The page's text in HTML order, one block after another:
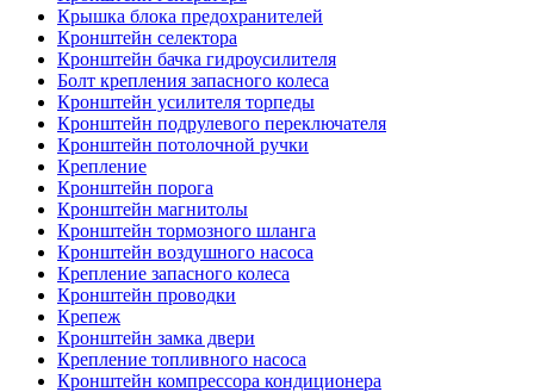
Крышка блока предохранителей
Кронштейн селектора
Кронштейн бачка гидроусилителя
Болт крепления запасного колеса
Кронштейн усилителя торпеды
Кронштейн подрулевого переключателя
Кронштейн потолочной ручки
Крепление
Кронштейн порога
Кронштейн магнитолы
Кронштейн тормозного шланга
Кронштейн воздушного насоса
Крепление запасного колеса
Кронштейн проводки
Крепеж
Кронштейн замка двери
Крепление топливного насоса
Кронштейн компрессора кондиционера